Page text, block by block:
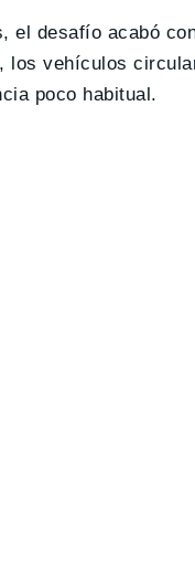
el desafío acabó
los vehículos
poco habitual.